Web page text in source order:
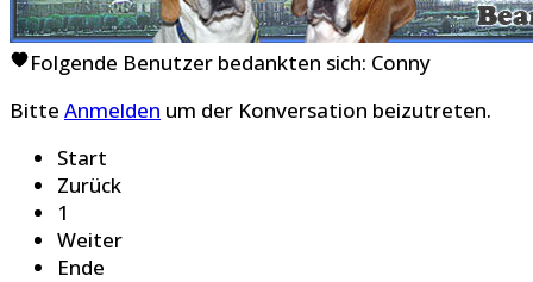
Folgende Benutzer bedankten sich: Conny
Bitte Anmelden um der Konversation beizutreten.
Start
Zurück
1
Weiter
Ende